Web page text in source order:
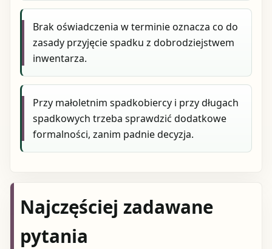
Brak oświadczenia w terminie oznacza co do
zasady przyjęcie spadku z dobrodziejstwem
inwentarza.
Przy małoletnim spadkobiercy i przy długach
spadkowych trzeba sprawdzić dodatkowe
formalności, zanim padnie decyzja.
Najczęściej zadawane
pytania